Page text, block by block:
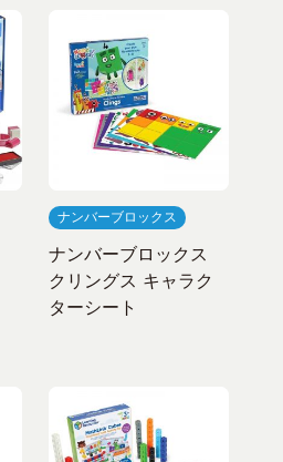
ナンバーブロックス
ナンバーブロックス
クリングス キャラク
ターシート